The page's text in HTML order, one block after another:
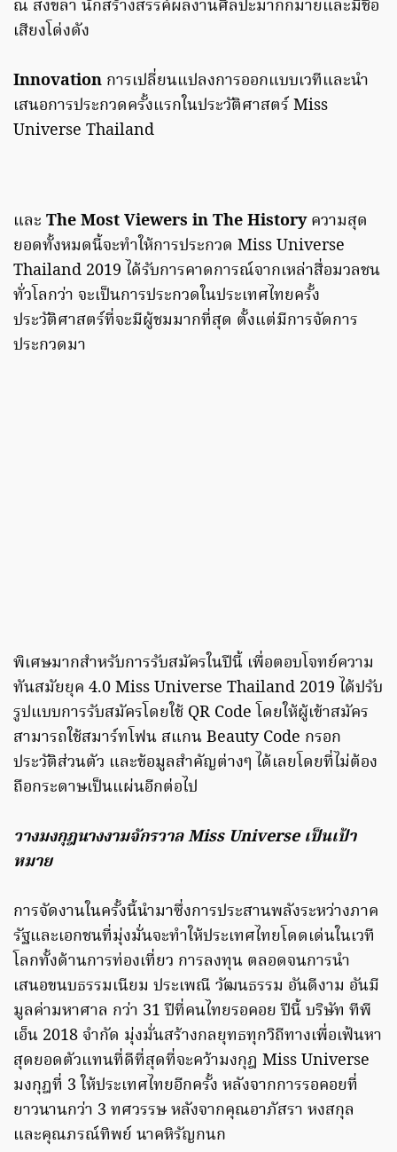
ณ สงขลา นักสร้างสรรค์ผลงานศิลปะมากกมายและมีชื่อ
เสียงโด่งดัง
Innovation การเปลี่ยนแปลงการออกแบบเวทีและนำ
เสนอการประกวดครั้งแรกในประวัติศาสตร์ Miss
Universe Thailand
และ The Most Viewers in The Historyความสุด
ยอดทั้งหมดนี้จะทำให้การประกวด Miss Universe
Thailand 2019 ได้รับการคาดการณ์จากเหล่าสื่อมวลชน
ทั่วโลกว่า จะเป็นการประกวดในประเทศไทยครั้ง
ประวัติศาสตร์ที่จะมีผู้ชมมากที่สุด ตั้งแต่มีการจัดการ
ประกวดมา
พิเศษมากสำหรับการรับสมัครในปีนี้ เพื่อตอบโจทย์ความ
ทันสมัยยุค 4.0 Miss Universe Thailand 2019 ได้ปรับ
รูปแบบการรับสมัครโดยใช้ QR Code โดยให้ผู้เข้าสมัคร
สามารถใช้สมาร์ทโฟน สแกน Beauty Code กรอก
ประวัติส่วนตัว และข้อมูลสำคัญต่างๆ ได้เลยโดยที่ไม่ต้อง
ถือกระดาษเป็นแผ่นอีกต่อไป
วางมงกุฎนางงามจักรวาลMiss Universe เป็นเป้า
หมาย
การจัดงานในครั้งนี้นำมาซึ่งการประสานพลังระหว่างภาค
รัฐและเอกชนที่มุ่งมั่นจะทำให้ประเทศไทยโดดเด่นในเวที
โลกทั้งด้านการท่องเที่ยว การลงทุน ตลอดจนการนำ
เสนอขนบธรรมเนียม ประเพณี วัฒนธรรม อันดีงาม อันมี
มูลค่ามหาศาล กว่า 31 ปีที่คนไทยรอคอย ปีนี้ บริษัท ทีพี
เอ็น 2018 จำกัด มุ่งมั่นสร้างกลยุทธทุกวิถีทางเพื่อเฟ้นหา
สุดยอดตัวแทนที่ดีที่สุดที่จะคว้ามงกุฎ Miss Universe
มงกุฎที่ 3 ให้ประเทศไทยอีกครั้ง หลังจากการรอคอยที่
ยาวนานกว่า 3 ทศวรรษ หลังจากคุณอาภัสรา หงสกุล
และคุณภรณ์ทิพย์ นาคหิรัญกนก